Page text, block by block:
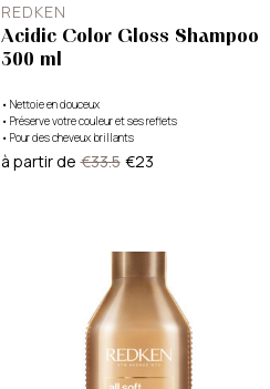
REDKEN
Acidic Color Gloss Shampoo
300 ml
• Nettoie en douceux
• Préserve votre couleur et ses reflets
• Pour des cheveux brillants
à partir de €33.5 €23